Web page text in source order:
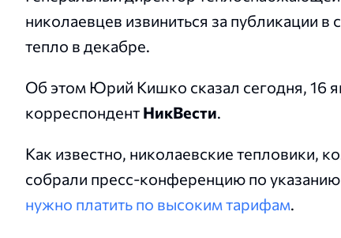
николаевцев извиниться за публикации
тепло в декабре.
Об этом Юрий Кишко сказал сегодня, 16
корреспондент НикВести.
Как известно, николаевские тепловики,
собрали пресс-конференцию по
нужно платить по высоким тарифам.